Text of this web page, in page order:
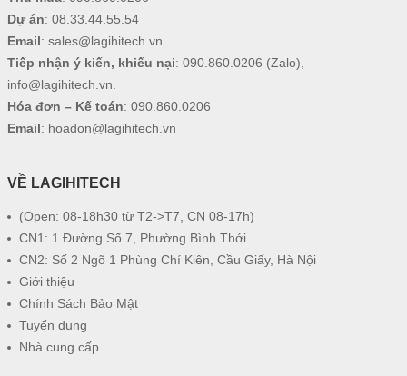
Dự án: 08.33.44.55.54
Email: sales@lagihitech.vn
Tiếp nhận ý kiến, khiếu nại: 090.860.0206 (Zalo),
info@lagihitech.vn
Hóa đơn – Kế toán: 090.860.0206
Email: hoadon@lagihitech.vn
VỀ LAGIHITECH
(Open: 08-18h30 từ T2->T7, CN 08-17h)
CN1: 1 Đường Số 7, Phường Bình Thới
CN2: Số 2 Ngõ 1 Phùng Chí Kiên, Cầu Giấy, Hà Nội
Giới thiệu
Chính Sách Bảo Mật
Tuyển dụng
Nhà cung cấp